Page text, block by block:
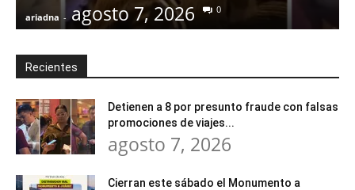
ariadna - agosto 7, 2026 0
Recientes
Detienen a 8 por presunto fraude con falsas
promociones de viajes...
agosto 7, 2026
Cierran este sábado el Monumento a